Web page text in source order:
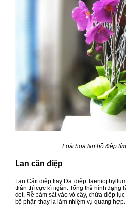
Loài hoa lan hồ điệp
Lan căn điệp
Lan Căn diệp hay Đại diệp
thân thì cực kì ngắn. Tổng thể hình dạng
dẹt. Rễ bám sát vào vỏ cây, chứa diệp
bộ phận thay lá làm nhiệm vụ quang hợp.